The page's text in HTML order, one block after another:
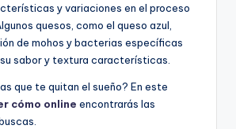
y variaciones en el proceso
quesos, como el queso azul,
de mohos y bacterias específicas
sabor y textura características.
que te quitan el sueño? En este
cómo online encontrarás las